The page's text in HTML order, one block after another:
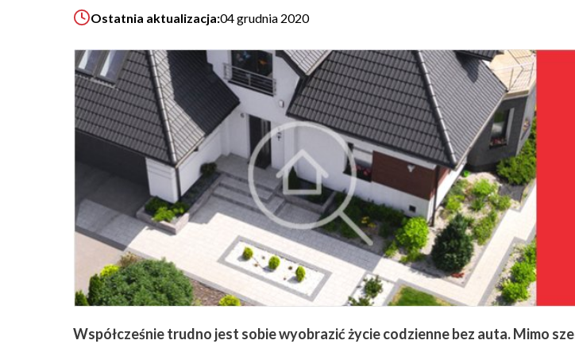
Ogrody
KALKULATOR BUDOWY
BLOG
ZAPISZ SIĘ
Ostatnia aktualizacja:04 grudnia 2020
Współcześnie trudno jest sobie wyobrazić życie codzienne bez auta. Mimo